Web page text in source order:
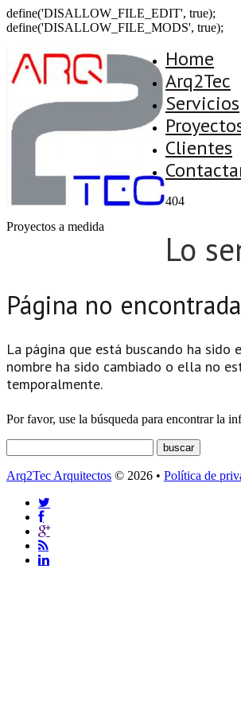
define('DISALLOW_FILE_EDIT', true);
define('DISALLOW_FILE_MODS', true);
Proyectos a medida
Home
Arq2Tec
Servicios
Clientes
404
Lo
Página no encontrada
La página que está buscando ha sido
nombre ha sido cambiado o ella no
temporalmente.
Por favor, use la búsqueda para encontrar la
Arq2Tec Arquitectos © 2026 • Política de